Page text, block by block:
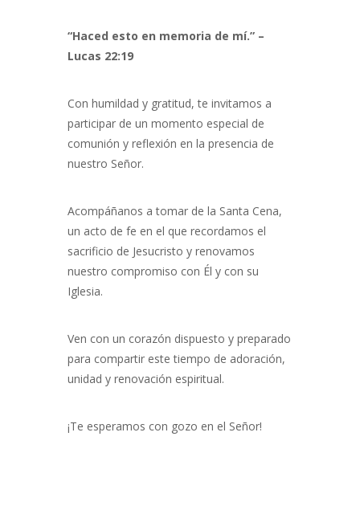
“Haced esto en memoria de mí.” –
Lucas 22:19
Con humildad y gratitud, te invitamos a
participar de un momento especial de
comunión y reflexión en la presencia de
nuestro Señor.
Acompáñanos a tomar de la Santa Cena,
un acto de fe en el que recordamos el
sacrificio de Jesucristo y renovamos
nuestro compromiso con Él y con su
Iglesia.
Ven con un corazón dispuesto y preparado
para compartir este tiempo de adoración,
unidad y renovación espiritual.
¡Te esperamos con gozo en el Señor!